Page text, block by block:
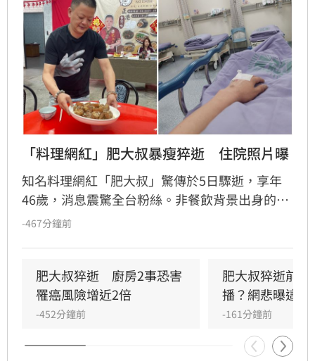
「料理網紅」肥大叔暴瘦猝逝　住院照片曝
知名料理網紅「肥大叔」驚傳於5日驟逝，享年
46歲，消息震驚全台粉絲。非餐飲背景出身的
他，憑藉親切教學與拚勁，將直播事業經營得有
陷，狀態顯得相當疲憊。肥大叔自2021年起頻傳
健康警訊，雖曾於2022年住院開刀，但出院後仍
堅持返回工作崗位，直到最後一刻仍心繫直播。
對於肥大叔的確切死因，家屬目前尚未對外說
明。
-467分鐘前
肥大叔猝逝　廚房2事恐害
罹癌風險增近2倍
-452分鐘前
肥大叔猝逝前
播？網悲曝這原
-161分鐘前